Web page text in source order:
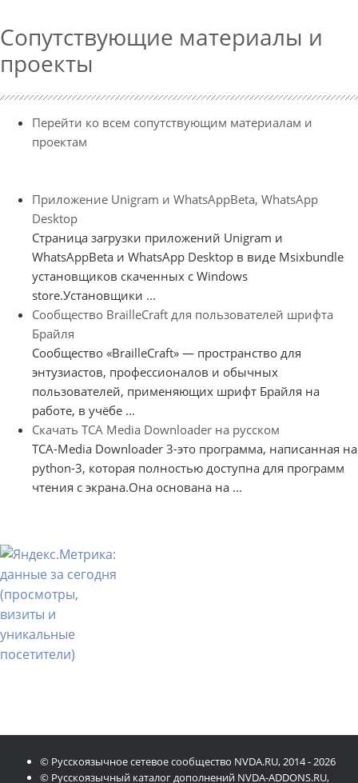
Сопутствующие материалы и
проекты
Перейти ко всем сопутствующим материалам и
проектам
Приложение Unigram и WhatsAppBeta, WhatsApp
Desktop
Страница загрузки приложений Unigram и
WhatsAppBeta и WhatsApp Desktop в виде Msixbundle
установщиков скаченных с Windows
store.Установщики ...
Сообщество BrailleCraft для пользователей шрифта
Брайля
Сообщество «BrailleCraft» — пространство для
энтузиастов, профессионалов и обычных
пользователей, применяющих шрифт Брайля на
работе, в учёбе ...
Скачать TCA Media Downloader на русском
TCA-Media Downloader 3-это программа, написанная на
python-3, которая полностью доступна для программ
чтения с экрана.Она основана на ...
© Русскоязычное сетевое сообщество NVDA.RU, 2014 - 2026
© Русскоязычный каталог дополнений NVDA-ADDONS.RU,